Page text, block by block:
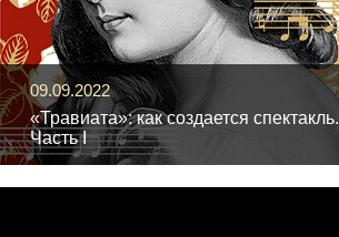
09.09.2022
«Травиата»: как создается спектакль.
Часть I